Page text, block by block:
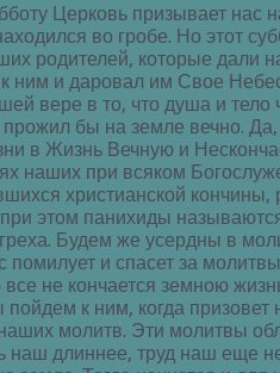
Церковь призывает
во гробе. Но этот
родителей, которые
ним и даровал им Свое
вере в то, что душа и
бы на земле вечно.
в Жизнь Вечную и
наших при всяком
христианской
этом панихиды
Будем же усердны в
помилует и спасет за
не кончается земною
к ним, когда
молитв. Эти молитвы
длиннее, труд наш еще